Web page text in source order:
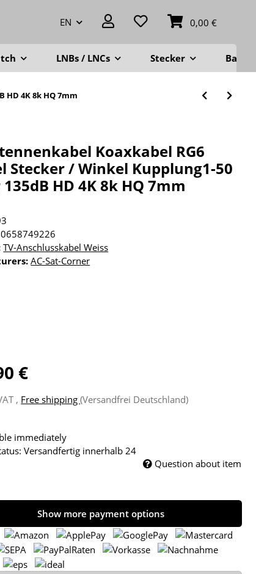
EN 0,00 €
LNBs / LNCs Stecker
4K 8k HQ 7mm
Koaxkabel RG6
Stecker / Winkel Kupplung1-50
HD 4K 8k HQ 7mm
TV-Anschlusskabel Weiss
AC-Sat-Corner
€
, Free shipping(Versandfrei Deutschland)
immediately
Versandfertig innerhalb 24
Question about item
Show more payment options